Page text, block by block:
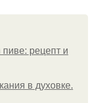
пиве: рецепт и
в духовке.